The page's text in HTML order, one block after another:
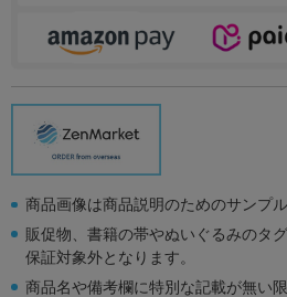
商品画像は商品説明のためのサンプ
販促物、書籍の帯やぬいぐるみのタ
保証対象外となります。
商品名や備考欄に特別な記載が無い